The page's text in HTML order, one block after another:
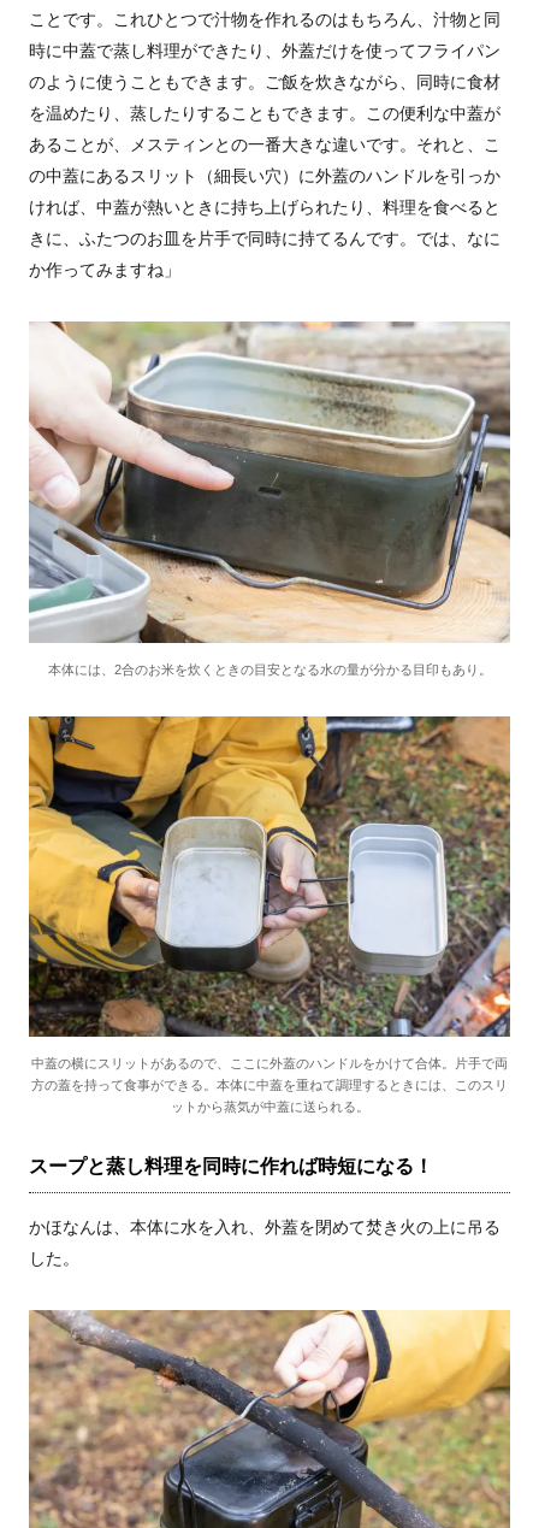
ことです。これひとつで汁物を作れるのはもちろん、汁物と同
時に中蓋で蒸し料理ができたり、外蓋だけを使ってフライパン
のように使うこともできます。ご飯を炊きながら、同時に食材
を温めたり、蒸したりすることもできます。この便利な中蓋が
あることが、メスティンとの一番大きな違いです。それと、こ
の中蓋にあるスリット（細長い穴）に外蓋のハンドルを引っか
ければ、中蓋が熱いときに持ち上げられたり、料理を食べると
きに、ふたつのお皿を片手で同時に持てるんです。では、なに
か作ってみますね」
本体には、2合のお米を炊くときの目安となる水の量が分かる目印もあり。
中蓋の横にスリットがあるので、ここに外蓋のハンドルをかけて合体。片手で両
方の蓋を持って食事ができる。本体に中蓋を重ねて調理するときには、このスリ
ットから蒸気が中蓋に送られる。
スープと蒸し料理を同時に作れば時短になる！
かほなんは、本体に水を入れ、外蓋を閉めて焚き火の上に吊る
した。